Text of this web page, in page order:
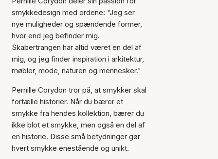
smykkedesign med ordene: "Jeg ser
nye muligheder og spændende former,
hvor end jeg befinder mig.
Skabertrangen har altid været en del af
mig, og jeg finder inspiration i arkitektur,
møbler, mode, naturen og mennesker."
Pernille Corydon tror på, at smykker skal
fortælle historier. Når du bærer et
smykke fra hendes kollektion, bærer du
ikke blot et smykke, men også en del af
en historie. Disse små betydninger gør
hvert smykke enestående og unikt.